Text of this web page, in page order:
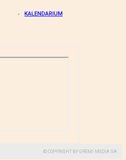
KALENDARIUM
© COPYRIGHT BY GREMI MEDIA SA